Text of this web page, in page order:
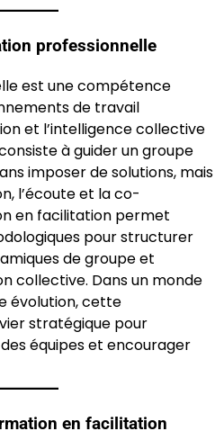
professionnelle
est une compétence
de travail
et l’intelligence collective
à guider un groupe
imposer de solutions, mais
l’écoute et la co-
en facilitation permet
pour structurer
de groupe et
collective. Dans un monde
évolution, cette
stratégique pour
équipes et encourager
en facilitation